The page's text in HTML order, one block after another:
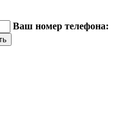
Ваш номер телефона: